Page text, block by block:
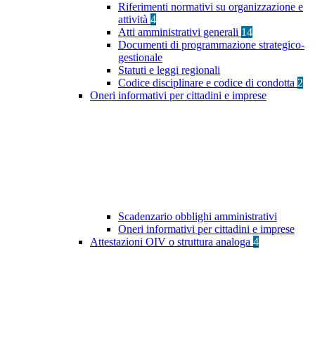
Riferimenti normativi su organizzazione e
attività 4
Atti amministrativi generali 14
Documenti di programmazione strategico-
gestionale
Statuti e leggi regionali
Codice disciplinare e codice di condotta 2
Oneri informativi per cittadini e imprese
Scadenzario obblighi amministrativi
Oneri informativi per cittadini e imprese
Attestazioni OIV o struttura analoga 4